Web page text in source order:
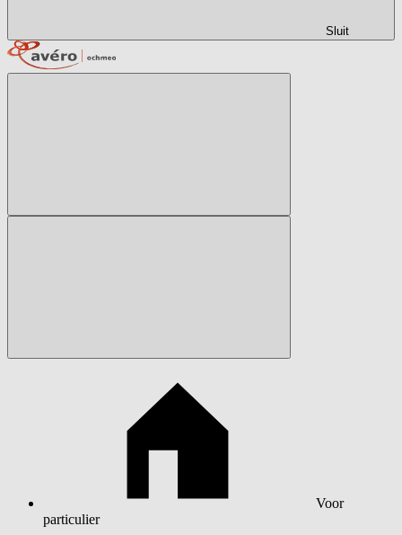
Sluit
Voor
particulier